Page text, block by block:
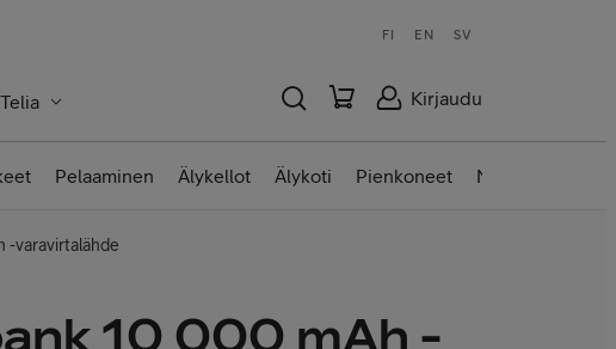
FI EN SV
Kirjaudu
Pelaaminen Älykellot Älykoti Pienkoneet Nettilaitteet
-varavirtalähde
10 000 mAh -